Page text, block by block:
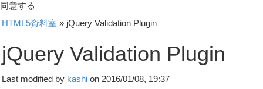
同意する
HTML5資料室 » jQuery Validation Plugin
jQuery Validation Plugin
Last modified by kashi on 2016/01/08, 19:37